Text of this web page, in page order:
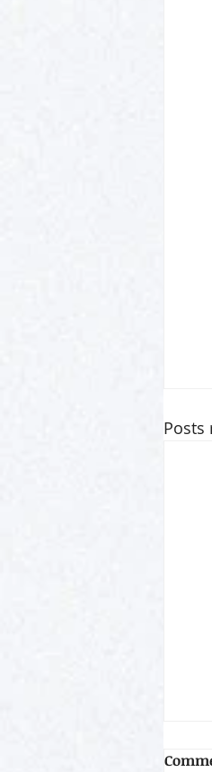
Posts